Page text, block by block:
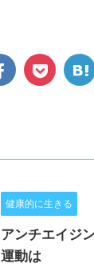
健康的に生きる
アンチエイジ
運動は